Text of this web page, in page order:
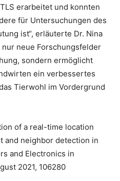
erarbeitet und konnten
für Untersuchungen des
ist“, erläuterte Dr. Nina
neue Forschungsfelder
sondern ermöglicht
ein verbessertes
Tierwohl im Vordergrund
of a real-time location
and neighbor detection in
and Electronics in
2021, 106280